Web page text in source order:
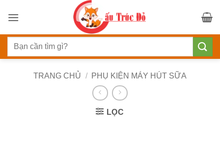
qua
dung
Tìm
TRANG CHỦ / PHỤ KIỆN MÁY HÚT SỮA
LỌC